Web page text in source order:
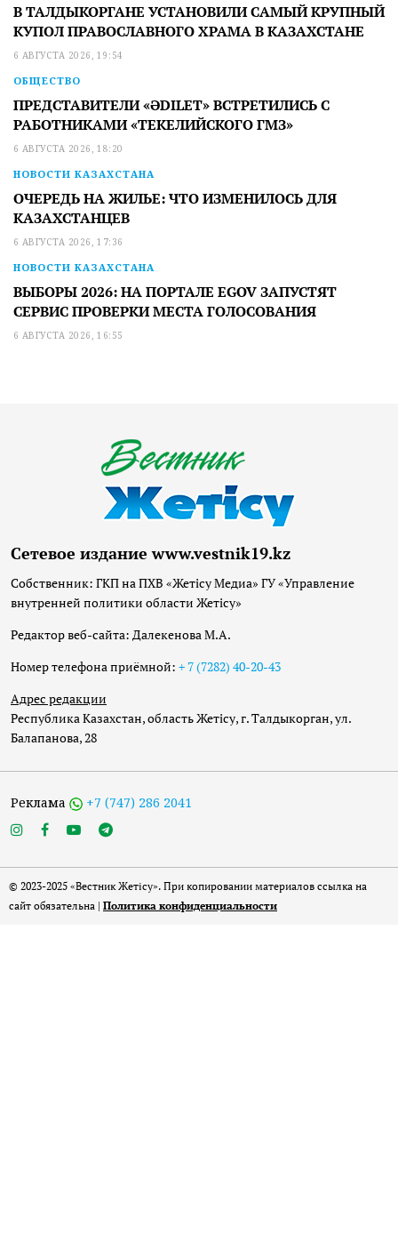
В ТАЛДЫКОРГАНЕ УСТАНОВИЛИ САМЫЙ КРУПНЫЙ
КУПОЛ ПРАВОСЛАВНОГО ХРАМА В КАЗАХСТАНЕ
6 АВГУСТА 2026, 19:54
ОБЩЕСТВО
ПРЕДСТАВИТЕЛИ «ӘDILET» ВСТРЕТИЛИСЬ С
РАБОТНИКАМИ «ТЕКЕЛИЙСКОГО ГМЗ»
6 АВГУСТА 2026, 18:20
НОВОСТИ КАЗАХСТАНА
ОЧЕРЕДЬ НА ЖИЛЬЕ: ЧТО ИЗМЕНИЛОСЬ ДЛЯ
КАЗАХСТАНЦЕВ
6 АВГУСТА 2026, 17:36
НОВОСТИ КАЗАХСТАНА
ВЫБОРЫ 2026: НА ПОРТАЛЕ EGOV ЗАПУСТЯТ
СЕРВИС ПРОВЕРКИ МЕСТА ГОЛОСОВАНИЯ
6 АВГУСТА 2026, 16:55
Сетевое издание www.vestnik19.kz
Собственник: ГКП на ПХВ «Жетісу Медиа» ГУ «Управление
внутренней политики области Жетісу»
Редактор веб-сайта: Далекенова М.А.
Номер телефона приёмной: + 7 (7282) 40-20-43
Адрес редакции
Республика Казахстан, область Жетісу, г. Талдыкорган, ул.
Балапанова, 28
Реклама +7 (747) 286 2041
© 2023-2025 «Вестник Жетісу». При копировании материалов ссылка на
сайт обязательна | Политика конфиденциальности